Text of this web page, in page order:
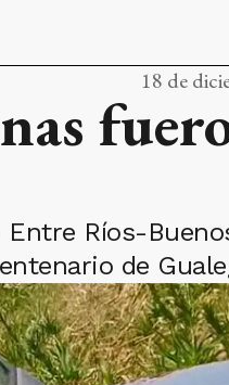
18 de
Ríos-
de